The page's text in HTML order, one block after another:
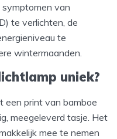
van
te verlichten, de
te
wintermaanden.
uniek?
een print van bamboe
meegeleverd tasje. Het
mee te nemen